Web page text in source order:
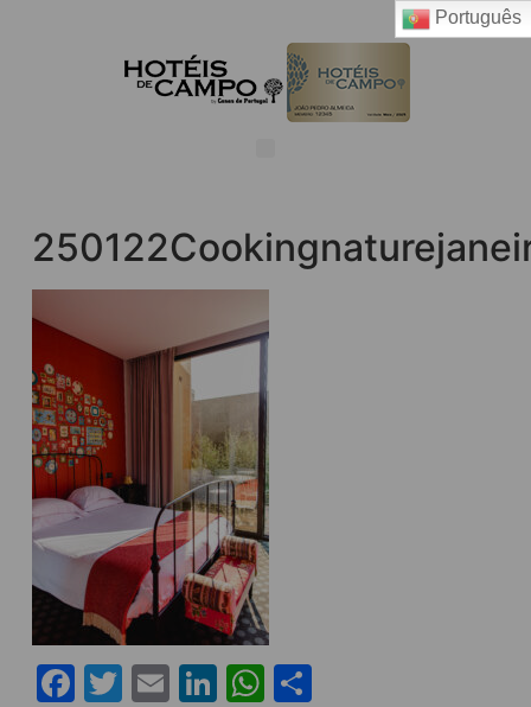
Facebook
Twitter
EmailLinkedIn
WhatsApp
Português